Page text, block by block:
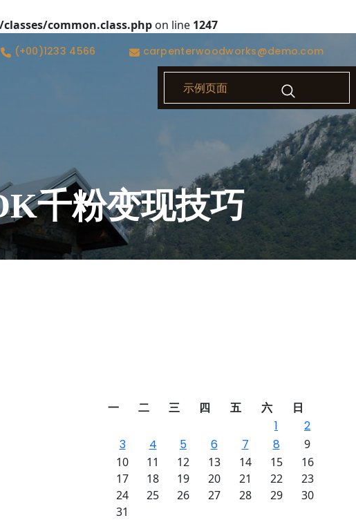
common.class.php on line 1247
(+00)1233 4566 carpenterwoodworks@demo.com
示例页面
千粉变现技巧
一 二 三 四 五 六 日
1
2
3
4 5 6 7 8
9
10
11 12 13 14 15
16
17
18 19 20 21 22
23
24
25 26 27 28 29
30
31